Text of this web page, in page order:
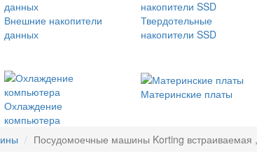
Внешние накопители
данных
Твердотельные
накопители SSD
Охлаждение
компьютера
Материнские платы
Посудомоечные машины Korting встраиваемая